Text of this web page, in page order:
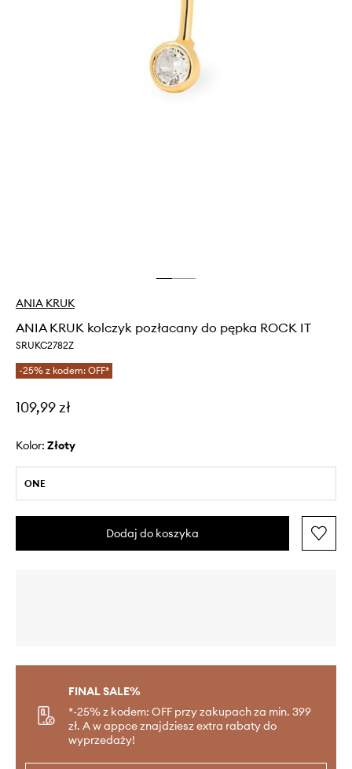
ANIA KRUK
ANIA KRUK kolczyk pozłacany do pępka ROCK IT
SRUKC2782Z
-25% z kodem: OFF*
109,99 zł
Kolor: złoty
ONE
Dodaj do koszyka
FINAL SALE%
*-25% z kodem: OFF przy zakupach za min. 399
zł. A w appce znajdziesz extra rabaty do
wyprzedaży!